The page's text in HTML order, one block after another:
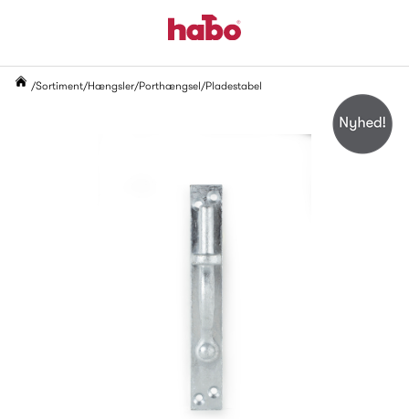
Sortiment Hængsler Porthængsel Pladestabel